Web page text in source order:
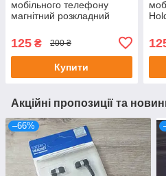
мобільного телефону
магнітний розкладний
125 ₴ 200 ₴
Купити
Акційні пропозиції та
–66%